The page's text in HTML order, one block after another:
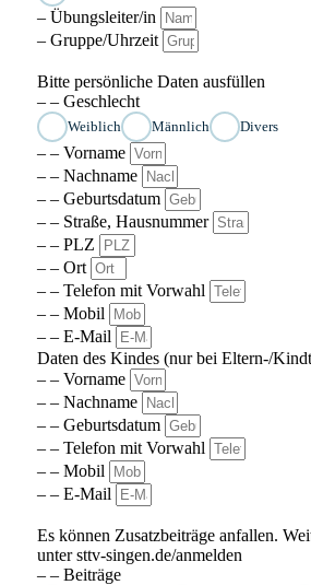
– Übungsleiter/in
– Gruppe/Uhrzeit
Bitte persönliche Daten ausfüllen
– – Geschlecht
Weiblich Männlich Divers
– – Vorname
– – Nachname
– – Geburtsdatum
– – Straße, Hausnummer
– – PLZ
– – Ort
– – Telefon mit Vorwahl
– – Mobil
– – E-Mail
Daten des Kindes (nur bei Eltern-/
– – Vorname
– – Nachname
– – Geburtsdatum
– – Telefon mit Vorwahl
– – Mobil
– – E-Mail
Es können Zusatzbeiträge anfallen.
unter sttv-singen.de/anmelden
– – Beiträge